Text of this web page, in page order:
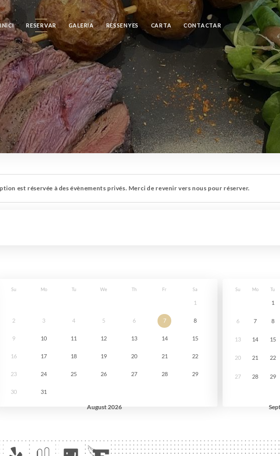
INICI RESERVAR GALERIA RESSENYES CARTA CONTACTAR